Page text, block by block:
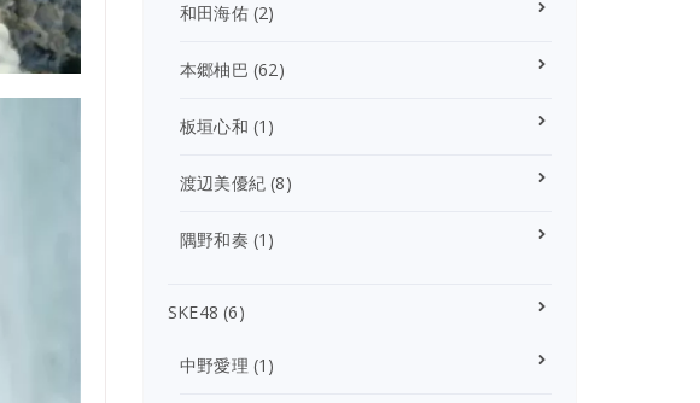
和田海佑(2)
本郷柚巴 (62)
板垣心和 (1)
渡辺美優紀 (8)
隅野和奏 (1)
SKE48 (6)
中野愛理 (1)